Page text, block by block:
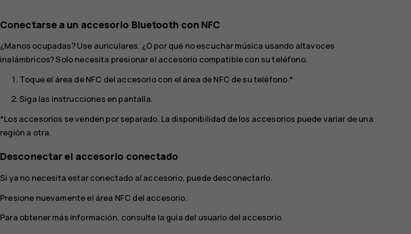
Conectarse a un accesorio Bluetooth con NFC
¿Manos ocupadas? Use auriculares. ¿O por qué no escuchar música usando altavoces
inalámbricos? Solo necesita presionar el accesorio compatible con su teléfono.
Toque el área de NFC del accesorio con el área de NFC de su teléfono.*
Siga las instrucciones en pantalla.
*Los accesorios se venden por separado. La disponibilidad de los accesorios puede variar de una
región a otra.
Desconectar el accesorio conectado
Si ya no necesita estar conectado al accesorio, puede desconectarlo.
Presione nuevamente el área NFC del accesorio.
Para obtener más información, consulte la guía del usuario del accesorio.